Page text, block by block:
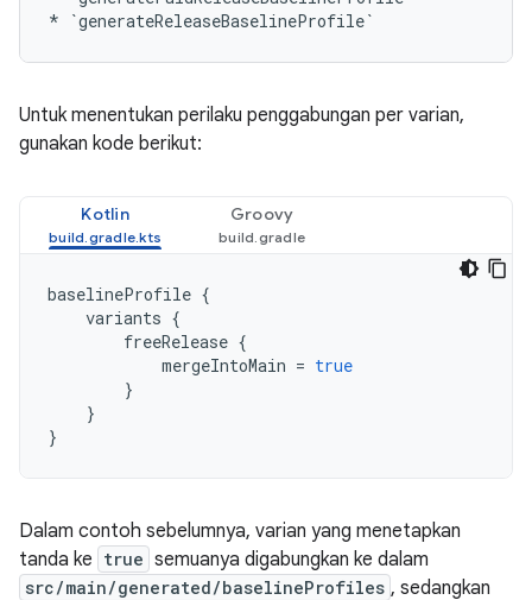
*
`generateReleaseBaselineProfile`
Untuk menentukan perilaku penggabungan per varian,
gunakan kode berikut:
Kotlin Groovy
baselineProfile {
variants {
freeRelease {
mergeIntoMain = true
}
}
}
Dalam contoh sebelumnya, varian yang menetapkan
tanda ke true semuanya digabungkan ke dalam
src/main/generated/baselineProfiles , sedangkan